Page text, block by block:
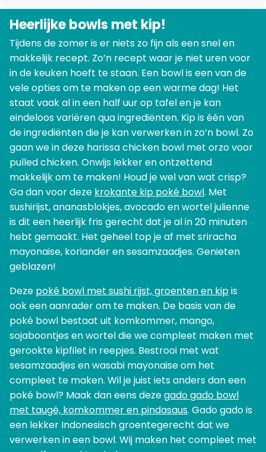
Heerlijke bowls met kip!
Tijdens de zomer is er niets zo fijn als een snel en
makkelijk recept. Zo’n recept waar je niet uren voor
in de keuken hoeft te staan. Een bowl is een van de
vele opties om te maken op een warme dag! Het
staat vaak al in een half uur op tafel en je kan
eindeloos variëren qua ingrediënten. Kip is één van
de ingrediënten die je kan verwerken in zo’n bowl. Zo
gaan we in deze harissa chicken bowl met orzo voor
pulled chicken. Onwijs lekker en ontzettend
makkelijk om te maken! Houd je wel van wat crisp?
Ga dan voor deze krokante kip poké bowl. Met
sushirijst, ananasblokjes, avocado en wortel julienne
is dit een heerlijk fris gerecht dat je al in 20 minuten
hebt gemaakt. Het geheel top je af met sriracha
mayonaise, koriander en sesamzaadjes. Genieten
geblazen!
Deze poké bowl met sushi rijst, groenten en kipis
ook een aanrader om te maken. De basis van de
poké bowl bestaat uit komkommer, mango,
sojaboontjes en wortel die we compleet maken met
gerookte kipfilet in reepjes. Bestrooi met wat
sesamzaadjes en wasabi mayonaise om het
compleet te maken. Wil je juist iets anders dan een
poké bowl? Maak dan eens dezegado gado bowl
met taugé, komkommer en pindasaus. Gado gado is
een lekker Indonesisch groentegerecht dat we
verwerken in een bowl. Wij maken het compleet met